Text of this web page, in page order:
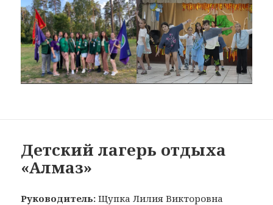
Детский лагерь отдыха
«Алмаз»
Руководитель: Щупка Лилия Викторовна